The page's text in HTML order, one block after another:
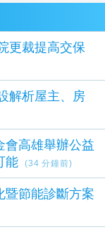
會高雄舉辦公益
能
(34 分鐘前)
節能診斷方案